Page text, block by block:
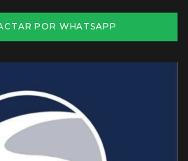
POR WHATSAPP